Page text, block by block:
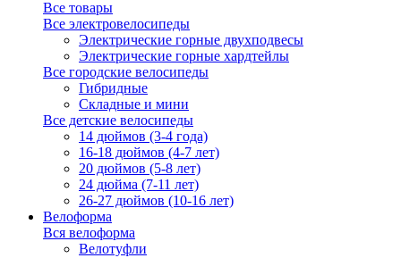
Все товары
Все электровелосипеды
Электрические горные двухподвесы
Электрические горные хардтейлы
Все городские велосипеды
Гибридные
Складные и мини
Все детские велосипеды
14 дюймов (3-4 года)
16-18 дюймов (4-7 лет)
20 дюймов (5-8 лет)
24 дюйма (7-11 лет)
26-27 дюймов (10-16 лет)
Велоформа
Вся велоформа
Велотуфли